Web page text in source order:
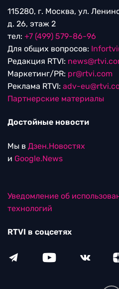
115280, г. Москва, ул.
д. 26, этаж 2
тел: +7 (499) 579-86-96
Для общих вопросов:
Редакция RTVI:
Маркетинг/PR: pr@rtvi.com
Реклама RTVI: adv-
Партнерские материалы
Достойные новости
Мы в Дзен.Новостях
и Google.News
Уведомление об
технологий
RTVI в соцсетях